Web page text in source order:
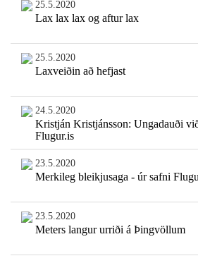
25.5.2020
Lax lax lax og aftur lax
25.5.2020
Laxveiðin að hefjast
24.5.2020
Kristján Kristjánsson: Ungadauði
Flugur.is
23.5.2020
Merkileg bleikjusaga - úr safni
23.5.2020
Meters langur urriði á Þingvöllum